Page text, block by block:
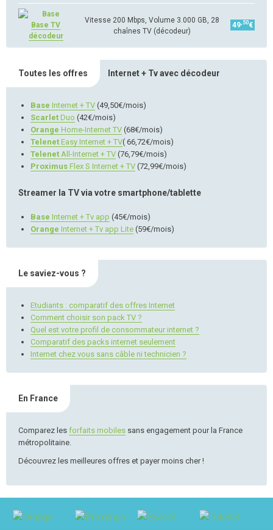
Base TV
décodeur
Vitesse 200 Mbps, Volume 3.000 GB, 28
chaînes TV (décodeur)
49,50€
Toutes les offres Internet + Tv avec décodeur
Base Internet + TV (49,50€/mois)
Scarlet Duo (42€/mois)
Orange Home-Internet TV (68€/mois)
Telenet Easy Internet + TV( 66,72€/mois)
Telenet All-Internet + TV (76,79€/mois)
Proximus Flex S Internet + TV (72,99€/mois)
Streamer la TV via votre smartphone/tablette
Base Internet + Tv app (45€/mois)
Orange Internet + Tv app Lite (59€/mois)
Le saviez-vous ?
Etudiants : comparatif des offres Internet
Comment choisir son pack TV ?
Quel est votre profil de consommateur internet ?
Comparatif des packs internet seulement
Internet chez vous sans câble ni technicien ?
En France
Comparez les forfaits mobiles sans engagement pour la France
métropolitaine.
Découvrez les meilleures offres et payer moins cher !